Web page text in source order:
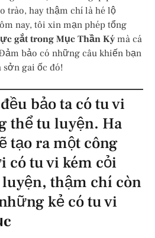
trào, hay thậm chí là hé lộ
nay, tôi xin mạn phép tổng
gắt trong Mục Thần Ký mà cá
bảo có những câu khiến bạn
gai ốc đó!
bảo ta có tu vi
thể tu luyện. Ha
tạo ra một công
có tu vi kém cỏi
thậm chí còn
kẻ có tu vi